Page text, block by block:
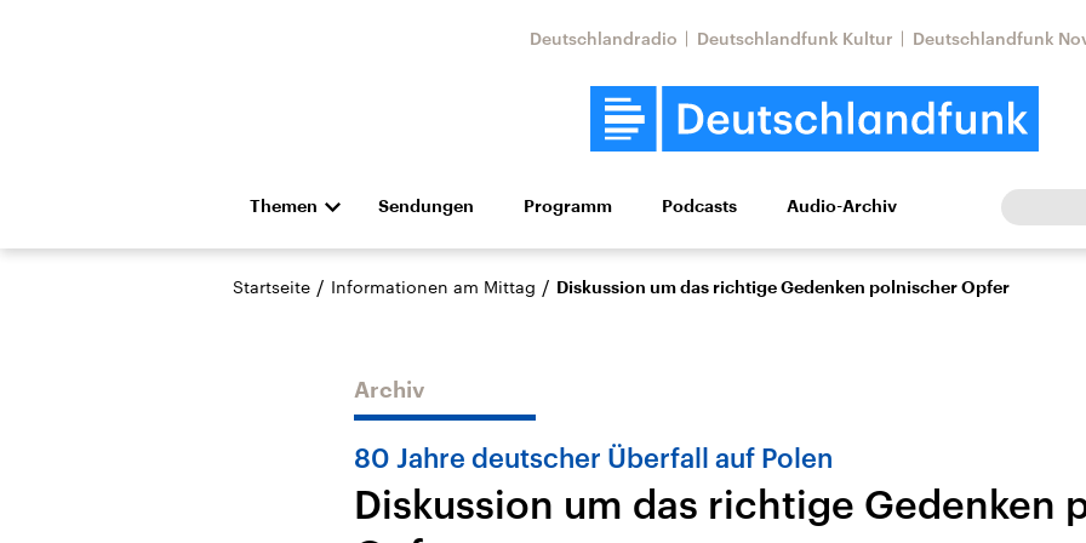
Deutschlandradio Deutschlandfunk Kultur Deutschlandfunk
Themen
Die Nachrichten Politik Wirtschaft Wissen Kultur Europa
Hörspiel und Feature Musik
Landtagswahl Sachsen-
USA
Nahostkonflikt
Aktuelle Lage und
Iran
Aktuelle Lage und
Sendungen Programm Podcasts Audio-Archiv
Startseite / Informationen am Mittag / Diskussion um das richtige Gedenken polnischer Opfer
Archiv
80 Jahre deutscher Überfall auf Polen
Diskussion um das richtige Gedenken